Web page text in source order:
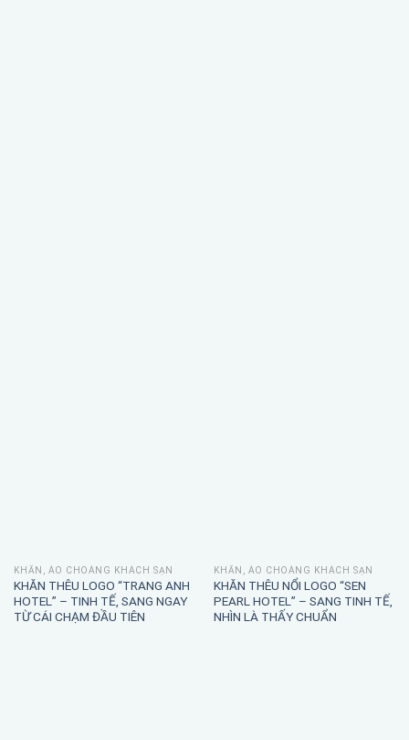
KHĂN, ÁO CHOÀNG KHÁCH SẠN
KHĂN THÊU LOGO “TRANG ANH
HOTEL” – TINH TẾ, SANG NGAY
TỪ CÁI CHẠM ĐẦU TIÊN
KHĂN, ÁO CHOÀNG KHÁCH SẠN
KHĂN THÊU NỔI LOGO “SEN
PEARL HOTEL” – SANG TINH TẾ,
NHÌN LÀ THẤY CHUẨN